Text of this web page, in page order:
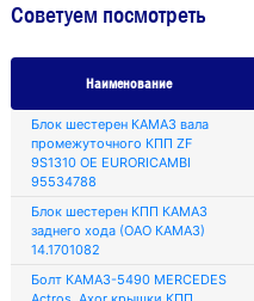
Советуем посмотреть
Наименование
Блок шестерен КАМАЗ вала
промежуточного КПП ZF
9S1310 OE EURORICAMBI
95534788
Блок шестерен КПП КАМАЗ
заднего хода (ОАО КАМАЗ)
14.1701082
Болт КАМАЗ-5490 MERCEDES